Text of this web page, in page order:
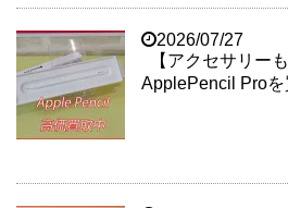
2026/07/27
【アクセサリー
ApplePencil Proを